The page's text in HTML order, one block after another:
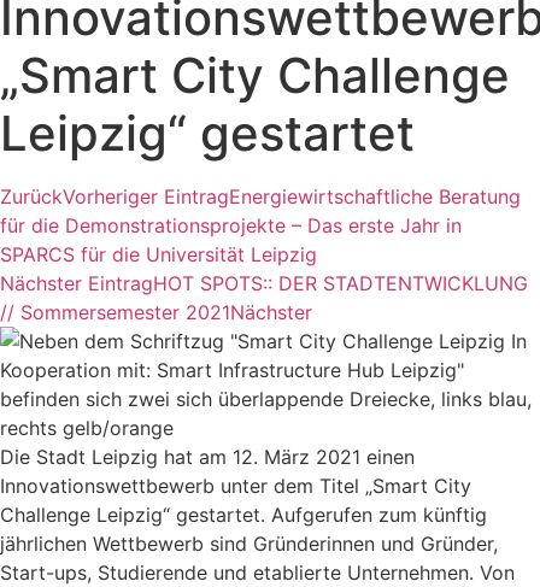
„Smart City Challenge
Leipzig“ gestartet
ZurückVorheriger EintragEnergiewirtschaftliche Beratung
für die Demonstrationsprojekte – Das erste Jahr in
SPARCS für die Universität Leipzig
Nächster EintragHOT SPOTS:: DER STADTENTWICKLUNG
// Sommersemester 2021Nächster
Die Stadt Leipzig hat am 12. März 2021 einen
Innovationswettbewerb unter dem Titel „Smart City
Challenge Leipzig“ gestartet. Aufgerufen zum künftig
jährlichen Wettbewerb sind Gründerinnen und Gründer,
Start-ups, Studierende und etablierte Unternehmen. Von